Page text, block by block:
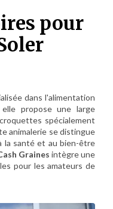
pour
dans l'alimentation
propose une large
spécialement
animalerie se distingue
la santé et au bien-être
Graines intègre une
pour les amateurs de